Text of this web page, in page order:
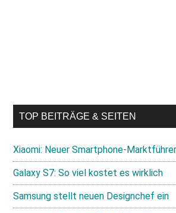
TOP BEITRÄGE & SEITEN
Xiaomi: Neuer Smartphone-
Galaxy S7: So viel kostet es wirklich
Samsung stellt neuen Designchef ein